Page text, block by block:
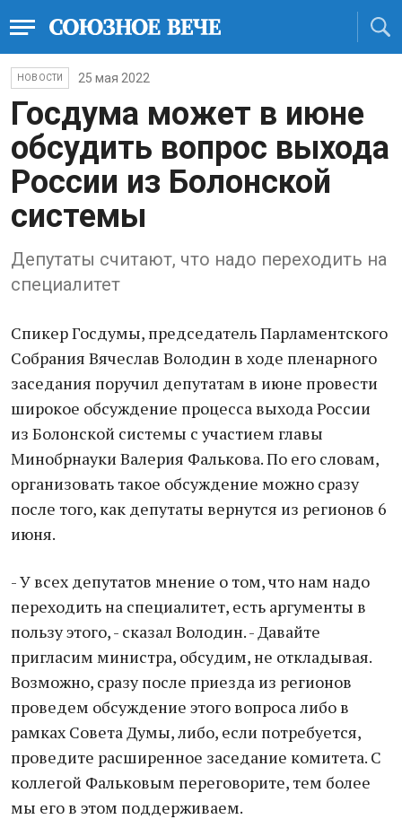
НОВОСТИ 25 мая 2022
Госдума может в июне
обсудить вопрос выхода
России из Болонской
системы
Депутаты считают, что надо переходить на
специалитет
Спикер Госдумы, председатель Парламентского
Собрания Вячеслав Володин в ходе пленарного
заседания поручил депутатам в июне провести
широкое обсуждение процесса выхода России
из Болонской системы с участием главы
Минобрнауки Валерия Фалькова. По его словам,
организовать такое обсуждение можно сразу
после того, как депутаты вернутся из регионов 6
июня.
- У всех депутатов мнение о том, что нам надо
переходить на специалитет, есть аргументы в
пользу этого, - сказал Володин. - Давайте
пригласим министра, обсудим, не откладывая.
Возможно, сразу после приезда из регионов
проведем обсуждение этого вопроса либо в
рамках Совета Думы, либо, если потребуется,
проведите расширенное заседание комитета. С
коллегой Фальковым переговорите, тем более
мы его в этом поддерживаем.